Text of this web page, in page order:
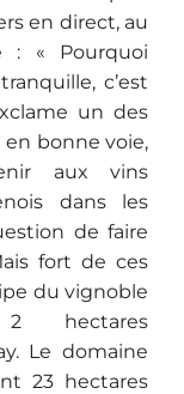
en direct, au
: « Pourquoi
c’est
un des
en bonne voie,
aux vins
dans les
de faire
fort de ces
du vignoble
2 hectares
Le domaine
23 hectares